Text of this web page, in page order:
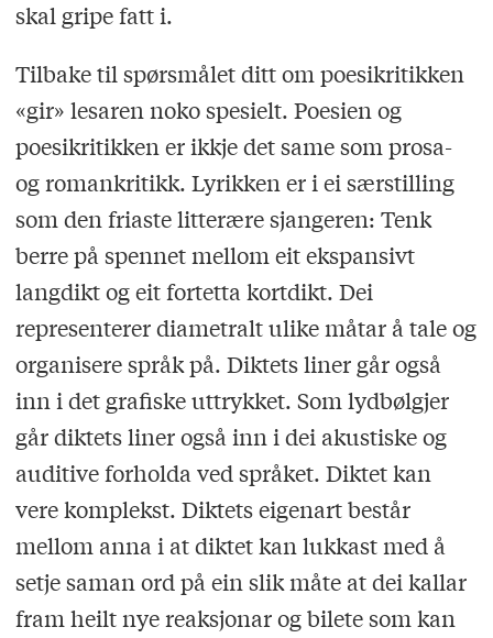
skal gripe fatt i.
Tilbake til spørsmålet ditt om poesikritikken
«gir» lesaren noko spesielt. Poesien og
poesikritikken er ikkje det same som prosa-
og romankritikk. Lyrikken er i ei særstilling
som den friaste litterære sjangeren: Tenk
berre på spennet mellom eit ekspansivt
langdikt og eit fortetta kortdikt. Dei
representerer diametralt ulike måtar å tale og
organisere språk på. Diktets liner går også
inn i det grafiske uttrykket. Som lydbølgjer
går diktets liner også inn i dei akustiske og
auditive forholda ved språket. Diktet kan
vere komplekst. Diktets eigenart består
mellom anna i at diktet kan lukkast med å
setje saman ord på ein slik måte at dei kallar
fram heilt nye reaksjonar og bilete som kan